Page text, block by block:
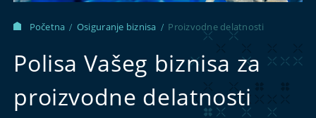
Početna / Osiguranje biznisa / Proizvodne delatnosti
Polisa Vašeg biznisa za
proizvodne delatnosti